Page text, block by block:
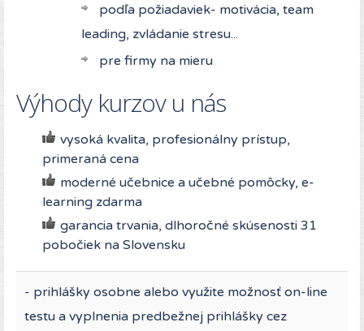
podľa požiadaviek- motivácia, team
leading, zvládanie stresu...
pre firmy na mieru
Výhody kurzov u nás
vysoká kvalita, profesionálny prístup,
primeraná cena
moderné učebnice a učebné pomôcky, e-
learning zdarma
garancia trvania, dlhoročné skúsenosti 31
pobočiek na Slovensku
- prihlášky osobne alebo využite možnosť on-line
testu a vyplnenia predbežnej prihlášky cez